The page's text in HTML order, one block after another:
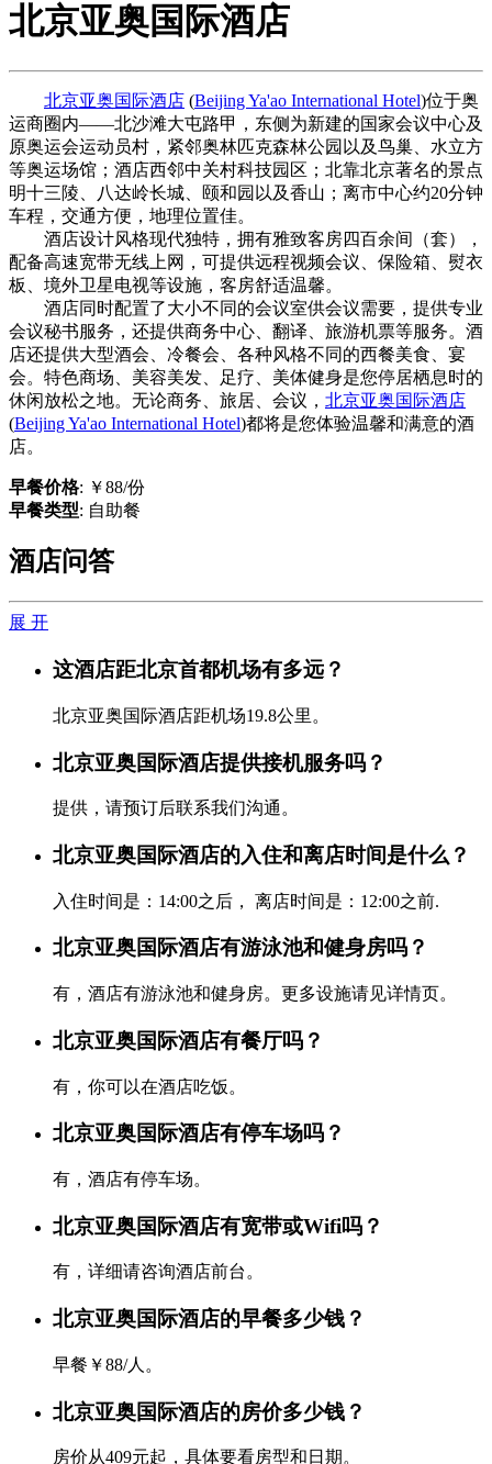
北京亚奥国际酒店
北京亚奥国际酒店 (Beijing Ya'ao International Hotel)位于奥
运商圈内——北沙滩大屯路甲，东侧为新建的国家会议中心及
原奥运会运动员村，紧邻奥林匹克森林公园以及鸟巢、水立方
等奥运场馆；酒店西邻中关村科技园区；北靠北京著名的景点
明十三陵、八达岭长城、颐和园以及香山；离市中心约20分钟
车程，交通方便，地理位置佳。
酒店设计风格现代独特，拥有雅致客房四百余间（套），
配备高速宽带无线上网，可提供远程视频会议、保险箱、熨衣
板、境外卫星电视等设施，客房舒适温馨。
酒店同时配置了大小不同的会议室供会议需要，提供专业
会议秘书服务，还提供商务中心、翻译、旅游机票等服务。酒
店还提供大型酒会、冷餐会、各种风格不同的西餐美食、宴
会。特色商场、美容美发、足疗、美体健身是您停居栖息时的
休闲放松之地。无论商务、旅居、会议， 北京亚奥国际酒店
(Beijing Ya'ao International Hotel)都将是您体验温馨和满意的酒
店。
早餐价格: ￥88/份
早餐类型: 自助餐
酒店问答
展 开
这酒店距北京首都机场有多远？
北京亚奥国际酒店距机场19.8公里。
北京亚奥国际酒店提供接机服务吗？
提供，请预订后联系我们沟通。
北京亚奥国际酒店的入住和离店时间是什么？
入住时间是：14:00之后， 离店时间是：12:00之前.
北京亚奥国际酒店有游泳池和健身房吗？
有，酒店有游泳池和健身房。更多设施请见详情页。
北京亚奥国际酒店有餐厅吗？
有，你可以在酒店吃饭。
北京亚奥国际酒店有停车场吗？
有，酒店有停车场。
北京亚奥国际酒店有宽带或Wifi吗？
有，详细请咨询酒店前台。
北京亚奥国际酒店的早餐多少钱？
早餐￥88/人。
北京亚奥国际酒店的房价多少钱？
房价从409元起，具体要看房型和日期。